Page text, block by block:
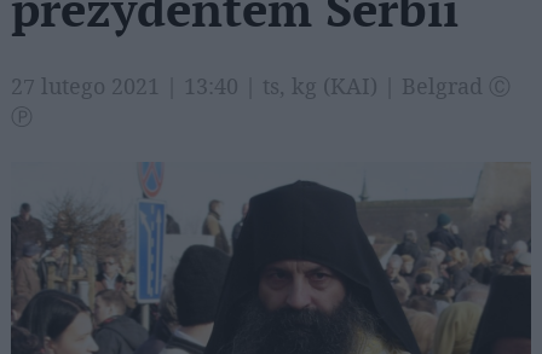
prezydentem Serbii
27 lutego 2021 | 13:40 | ts, kg (KAI) | Belgrad Ⓒ
Ⓟ